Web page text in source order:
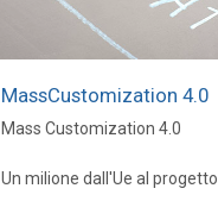
MassCustomization 4.0
Mass Customization 4.0
Un milione dall'Ue al progetto